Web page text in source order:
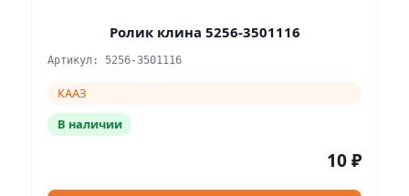
Ролик клина 5256-3501116
Артикул: 5256-3501116
КААЗ
В наличии
10 ₽